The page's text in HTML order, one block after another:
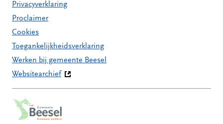
Privacyverklaring
Proclaimer
Cookies
Toegankelijkheidsverklaring
Werken bij gemeente Beesel
Websitearchief